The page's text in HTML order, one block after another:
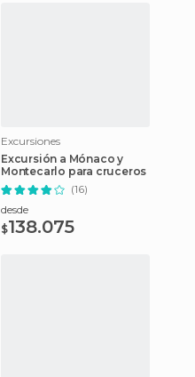
Excursiones
Excursión a Mónaco y
Montecarlo para cruceros
(16)
desde
$138.075